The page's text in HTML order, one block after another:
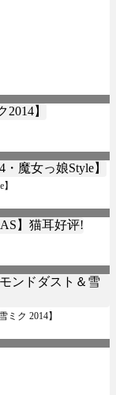
ク 2014】